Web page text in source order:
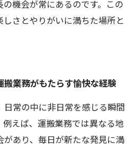
機会が常にあるのです。この
さとやりがいに満ちた場所と
搬業務がもたらす愉快な経験
常の中に非日常を感じる瞬間
えば、運搬業務では異なる地
あり、毎日が新たな発見に満